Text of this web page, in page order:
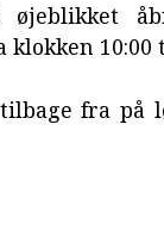
øjeblikket
10:00
fra på